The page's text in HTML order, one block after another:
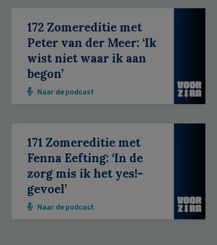
172 Zomereditie met
Peter van der Meer: ‘Ik
wist niet waar ik aan
begon’
Naar de podcast
171 Zomereditie met
Fenna Eefting: ‘In de
zorg mis ik het yes!-
gevoel’
Naar de podcast